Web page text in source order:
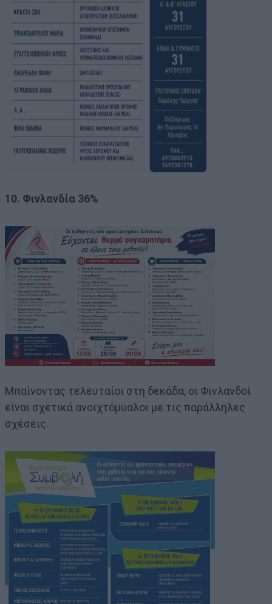
10. Φινλανδία 36%
Μπαίνοντας τελευταίοι στη δεκάδα, οι Φινλανδοί
είναι σχετικά ανοιχτόμυαλοι με τις παράλληλες
σχέσεις.